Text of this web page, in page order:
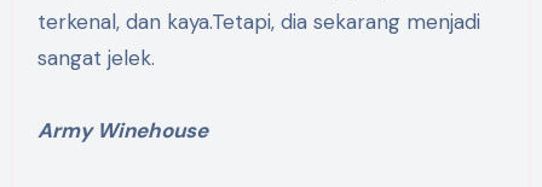
terkenal, dan kaya.Tetapi, dia sekarang menjadi
sangat jelek.
Army Winehouse